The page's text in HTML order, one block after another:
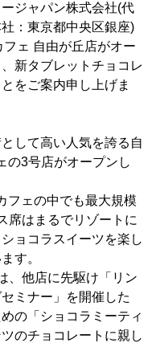
ジャパン株式会社(代
：東京都中央区銀座)
ェ 自由が丘店がオー
新タブレットチョコレ
をご案内申し上げま
して高い人気を誇る自
の3号店がオープンし
フェの中でも最大規模
席はまるでリゾートに
ョコラスイーツを楽し
す。
、他店に先駆け「リン
ミナー」を開催した
の「ショコラミーティ
のチョコレートに親し